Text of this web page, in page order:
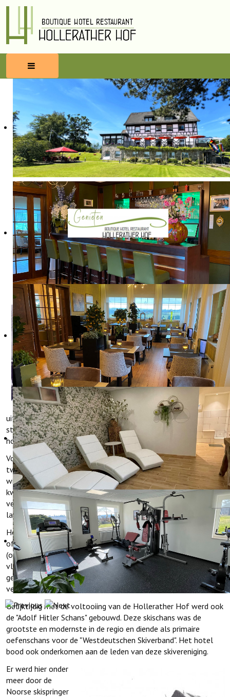
RESERVEREN
ETEN & DRINKEN
WELLNESS
OMGEVING
BLOG
ONZE GESCHIEDENIS
Hotel Restaurant
Hollerather Hof is
in 1933/1934
gebouwd door
Heinrich
Kampschulte. Het
hotel moest dienen
als voorbeeld voor
alle hotels in de
Eifelregio en werd
uitgerust met de modernste snufjes, zoals koud en warm
stromend waterop de kamersen centrale verwarming. Het
hotel stond destijds bekend als "Sporthotel Hollerather Hof".
Vooral in de winter was het hier druk. Er lag in die tijd ieder jaar
twee tot drie meter sneeuw en het was een bekend
wintersportgebied. Vooral vanuit de regio Keulen, Aken en Bonn
kwamen vele toeristen met de trein naar Hellenthal, om
vervolgens met de bus naar Hollerath te gaan om te skieen,
langlaufen en te rodelen.
Het hotel werd in die tijd ook regelmatig bezocht door hoge
officieren die toezicht hielden op de versterking van de Westwall
(of ook wel bekend als Hockerlinie of Siegfried linie) die hier
vlakbij ligt. Achter het hotel bevond zich namelijk een
gevangenenkamp voor Russische krijgsgevangenen, die aan de
versterking van deze verdedigingslinie moesten werken.
Gelijktijdig met de voltooiing van de Hollerather Hof werd ook
de "Adolf Hitler Schans" gebouwd. Deze skischans was de
grootste en modernste in de regio en diende als primaire
oefenschans voor de "Westdeutschen Skiverband". Het hotel
bood ook onderkomen aan de leden van deze skivereniging.
Er werd hier onder
meer door de
Noorse skispringer